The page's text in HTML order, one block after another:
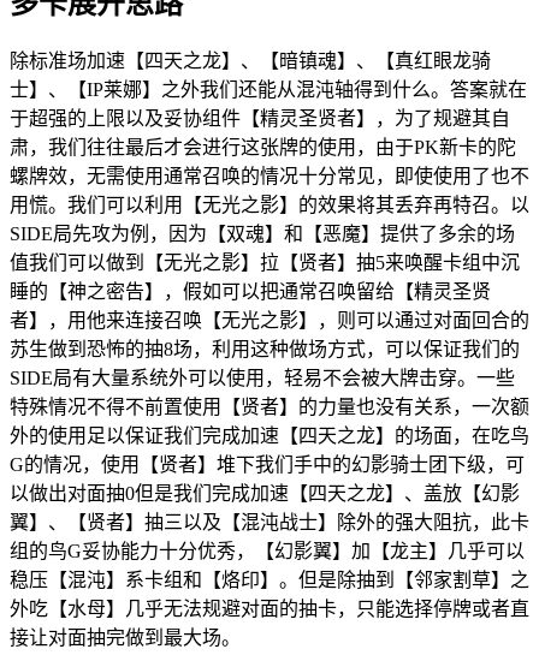
除标准场加速【四天之龙】、【暗镇魂】、【真红眼龙骑
士】、【IP莱娜】之外我们还能从混沌轴得到什么。答案就在
于超强的上限以及妥协组件【精灵圣贤者】，为了规避其自
肃，我们往往最后才会进行这张牌的使用，由于PK新卡的陀
螺牌效，无需使用通常召唤的情况十分常见，即使使用了也不
用慌。我们可以利用【无光之影】的效果将其丢弃再特召。以
SIDE局先攻为例，因为【双魂】和【恶魔】提供了多余的场
值我们可以做到【无光之影】拉【贤者】抽5来唤醒卡组中沉
睡的【神之密告】，假如可以把通常召唤留给【精灵圣贤
者】，用他来连接召唤【无光之影】，则可以通过对面回合的
苏生做到恐怖的抽8场，利用这种做场方式，可以保证我们的
SIDE局有大量系统外可以使用，轻易不会被大牌击穿。一些
特殊情况不得不前置使用【贤者】的力量也没有关系，一次额
外的使用足以保证我们完成加速【四天之龙】的场面，在吃鸟
G的情况，使用【贤者】堆下我们手中的幻影骑士团下级，可
以做出对面抽0但是我们完成加速【四天之龙】、盖放【幻影
翼】、【贤者】抽三以及【混沌战士】除外的强大阻抗，此卡
组的鸟G妥协能力十分优秀，【幻影翼】加【龙主】几乎可以
稳压【混沌】系卡组和【烙印】。但是除抽到【邻家割草】之
外吃【水母】几乎无法规避对面的抽卡，只能选择停牌或者直
接让对面抽完做到最大场。